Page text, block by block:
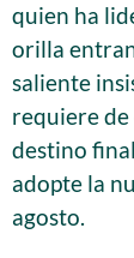
quien ha
orilla
saliente
requiere
destino
adopte la
agosto.